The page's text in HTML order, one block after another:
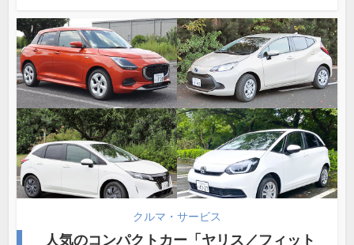
クルマ・サービス
人気のコンパクトカー「ヤリス／フィット